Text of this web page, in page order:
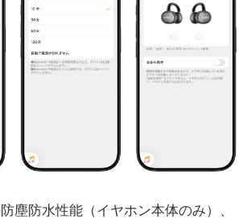
塵防水性能（イヤホン本体のみ）、